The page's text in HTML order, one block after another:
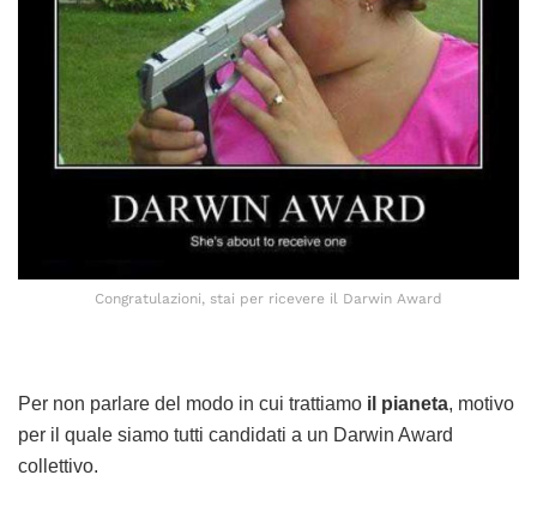
Congratulazioni, stai per ricevere il Darwin Award
Per non parlare del modo in cui trattiamo il pianeta, motivo
per il quale siamo tutti candidati a un Darwin Award
collettivo.